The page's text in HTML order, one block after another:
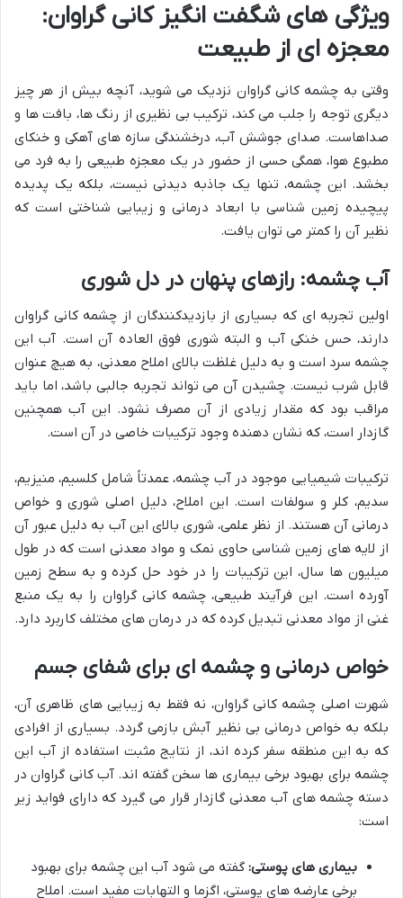
ویژگی های شگفت انگیز کانی گراوان:
معجزه ای از طبیعت
وقتی به چشمه کانی گراوان نزدیک می شوید، آنچه بیش از هر چیز
دیگری توجه را جلب می کند، ترکیب بی نظیری از رنگ ها، بافت ها و
صداهاست. صدای جوشش آب، درخشندگی سازه های آهکی و خنکای
مطبوع هوا، همگی حسی از حضور در یک معجزه طبیعی را به فرد می
بخشد. این چشمه، تنها یک جاذبه دیدنی نیست، بلکه یک پدیده
پیچیده زمین شناسی با ابعاد درمانی و زیبایی شناختی است که
نظیر آن را کمتر می توان یافت.
آب چشمه: رازهای پنهان در دل شوری
اولین تجربه ای که بسیاری از بازدیدکنندگان از چشمه کانی گراوان
دارند، حس خنکی آب و البته شوری فوق العاده آن است. آب این
چشمه سرد است و به دلیل غلظت بالای املاح معدنی، به هیچ عنوان
قابل شرب نیست. چشیدن آن می تواند تجربه جالبی باشد، اما باید
مراقب بود که مقدار زیادی از آن مصرف نشود. این آب همچنین
گازدار است، که نشان دهنده وجود ترکیبات خاصی در آن است.
ترکیبات شیمیایی موجود در آب چشمه، عمدتاً شامل کلسیم، منیزیم،
سدیم، کلر و سولفات است. این املاح، دلیل اصلی شوری و خواص
درمانی آن هستند. از نظر علمی، شوری بالای این آب به دلیل عبور آن
از لایه های زمین شناسی حاوی نمک و مواد معدنی است که در طول
میلیون ها سال، این ترکیبات را در خود حل کرده و به سطح زمین
آورده است. این فرآیند طبیعی، چشمه کانی گراوان را به یک منبع
غنی از مواد معدنی تبدیل کرده که در درمان های مختلف کاربرد دارد.
خواص درمانی و چشمه ای برای شفای جسم
شهرت اصلی چشمه کانی گراوان، نه فقط به زیبایی های ظاهری آن،
بلکه به خواص درمانی بی نظیر آبش بازمی گردد. بسیاری از افرادی
که به این منطقه سفر کرده اند، از نتایج مثبت استفاده از آب این
چشمه برای بهبود برخی بیماری ها سخن گفته اند. آب کانی گراوان در
دسته چشمه های آب معدنی گازدار قرار می گیرد که دارای فواید زیر
است:
بیماری های پوستی: گفته می شود آب این چشمه برای بهبود
برخی عارضه های پوستی، اگزما و التهابات مفید است. املاح